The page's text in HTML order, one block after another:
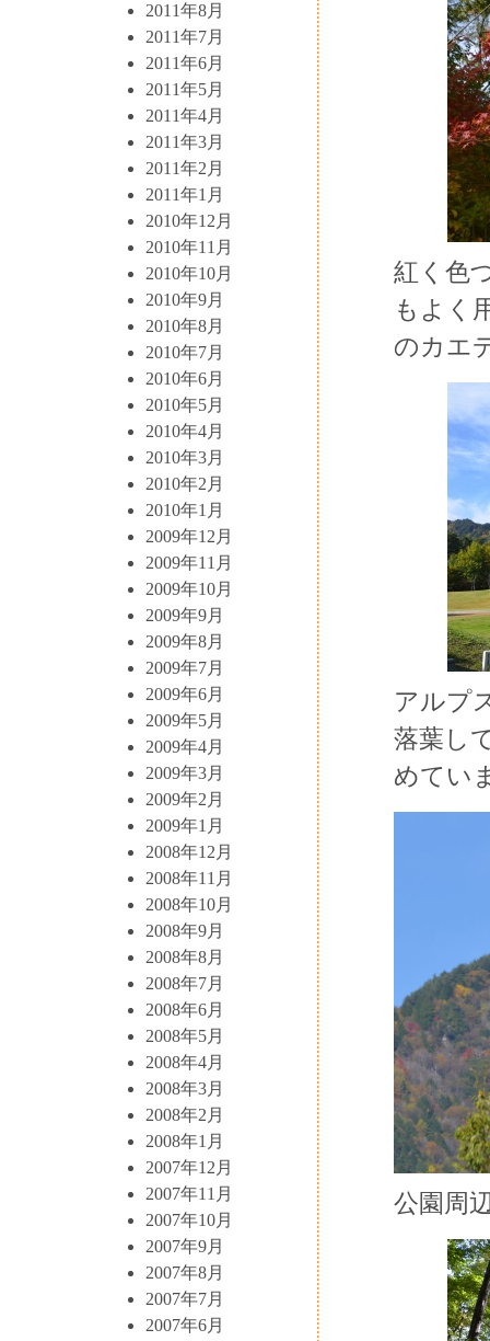
2011年8月
2011年7月
2011年6月
2011年5月
2011年4月
2011年3月
2011年2月
2011年1月
2010年12月
2010年11月
2010年10月
2010年9月
2010年8月
2010年7月
2010年6月
2010年5月
2010年4月
2010年3月
2010年2月
2010年1月
2009年12月
2009年11月
2009年10月
2009年9月
2009年8月
2009年7月
2009年6月
2009年5月
2009年4月
2009年3月
2009年2月
2009年1月
2008年12月
2008年11月
2008年10月
2008年9月
2008年8月
2008年7月
2008年6月
2008年5月
2008年4月
2008年3月
2008年2月
2008年1月
2007年12月
2007年11月
2007年10月
2007年9月
2007年8月
2007年7月
2007年6月
紅く色
もよく
のカエ
アルプ
落葉し
めてい
公園周